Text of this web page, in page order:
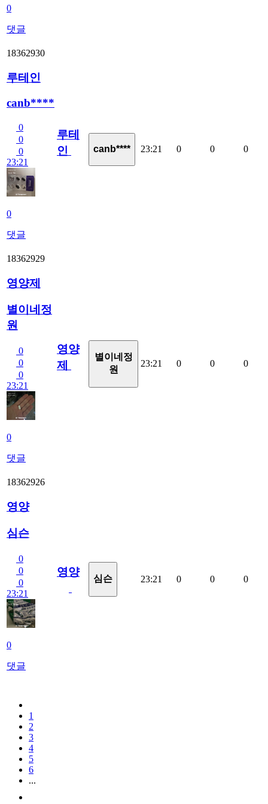
0
댓글
18362930
루테인
canb****
0
0
0
23:21
0
댓글
루테
인
canb**** 23:21 0 0 0
18362929
영양제
별이네정
원
0
0
0
23:21
0
댓글
영양
제
별이네정
원
23:21 0 0 0
18362926
영양
심슨
0
0
0
23:21
0
댓글
영양
심슨 23:21 0 0 0
1
2
3
4
5
6
...